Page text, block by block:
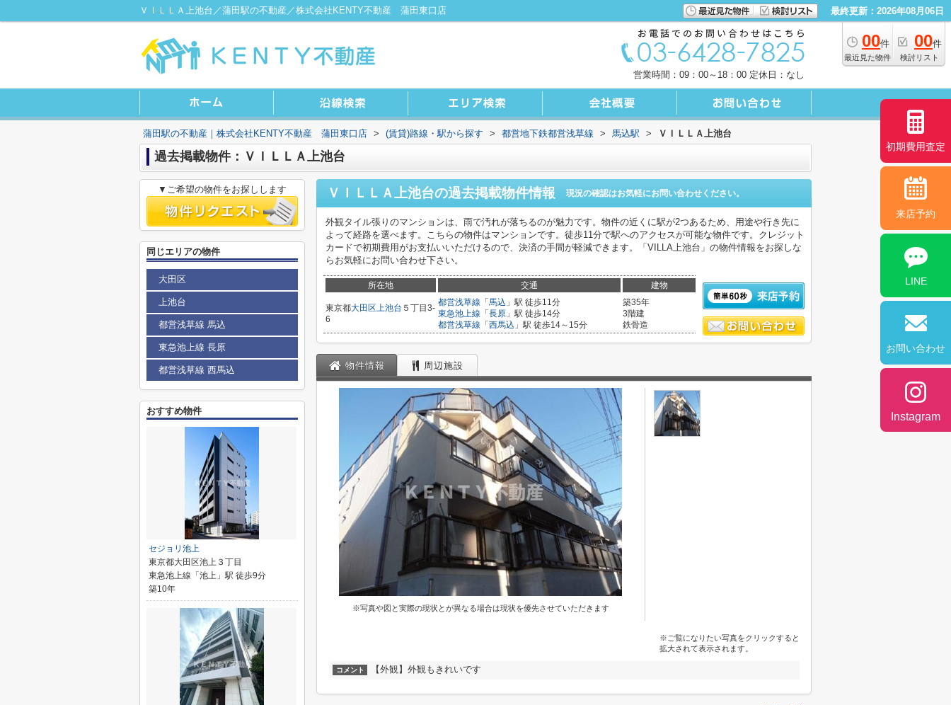
ＶＩＬＬＡ上池台／蒲田駅の不動産／株式会社KENTY不動産 蒲田東口店 最終更新：2026年08月06日
00件
最近見た物件
00件
検討リスト
営業時間：09：00～18：00 定休日：なし
蒲田駅の不動産｜株式会社KENTY不動産 蒲田東口店 > (賃貸)路線・駅から探す > 都営地下鉄都営浅草線 > 馬込駅 > ＶＩＬＬＡ上池台
過去掲載物件：ＶＩＬＬＡ上池台
ＶＩＬＬＡ上池台の過去掲載物件情報 現況の確認はお気軽にお問い合わせください。
外観タイル張りのマンションは、雨で汚れが落ちるのが魅力です。物件の近くに駅が2つあるため、用途や行き先に
よって経路を選べます。こちらの物件はマンションです。徒歩11分で駅へのアクセスが可能な物件です。クレジット
カードで初期費用がお支払いいただけるので、決済の手間が軽減できます。「VILLA上池台」の物件情報をお探しな
らお気軽にお問い合わせ下さい。
所在地 交通 建物
東京都大田区上池台 ５丁目3-
6
都営浅草線 「 馬込 」駅 徒歩11分
東急池上線 「 長原 」駅 徒歩14分
都営浅草線 「 西馬込 」駅 徒歩14～15分
築35年
3階建
鉄骨造
物件情報 周辺施設
※写真や図と実際の現状とが異なる場合は現状を優先させていただきます
※ご覧になりたい写真をクリックすると
拡大されて表示されます。
コメント 【外観】外観もきれいです
▼ご希望の物件をお探しします
同じエリアの物件
大田区
上池台
都営浅草線 馬込
東急池上線 長原
都営浅草線 西馬込
おすすめ物件
セジョリ池上
東京都大田区池上３丁目
東急池上線「池上」駅 徒歩9分
築10年
初期費用査定
来店予約
LINE
お問い合わせ
Instagram